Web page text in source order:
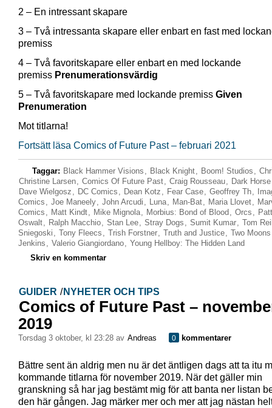
2 – En intressant skapare
3 – Två intressanta skapare eller enbart en fast med
premiss
4 – Två favoritskapare eller enbart en med lockande
premiss Prenumerationsvärdig
5 – Två favoritskapare med lockande premiss Given
Prenumeration
Mot titlarna!
Fortsätt läsa Comics of Future Past – februari 2021
Taggar: Black Hammer Visions , Black Knight, Boom! Studios ,
Christine Larsen, Comics Of Future Past, Craig Rousseau, Dark
Dave Wielgosz , DC Comics , Dean Kotz , Fear Case, Geoffrey Th,
Comics , Joe Maneely, John Arcudi , Luna, Man-Bat, Maria Llovet,
Comics , Matt Kindt, Mike Mignola, Morbius: Bond of Blood , Orcs ,
Oswalt, Ralph Macchio, Stan Lee, Stray Dogs , Sumit Kumar, Tom
Sniegoski , Tony Fleecs , Trish Forstner, Truth and Justice, Two Moons
Jenkins , Valerio Giangiordano, Young Hellboy: The Hidden Land
Skriv en kommentar
GUIDER / NYHETER OCH TIPS
Comics of Future Past –
2019
torsdag 3 oktober, kl 23:28 av Andreas 0 kommentarer
Bättre sent än aldrig men nu är det äntligen dags att ta itu
kommande titlarna för november 2019. När det gäller min
granskning så har jag bestämt mig för att banta ner listan
den här gången. Jag märker mer och mer att jag nästan